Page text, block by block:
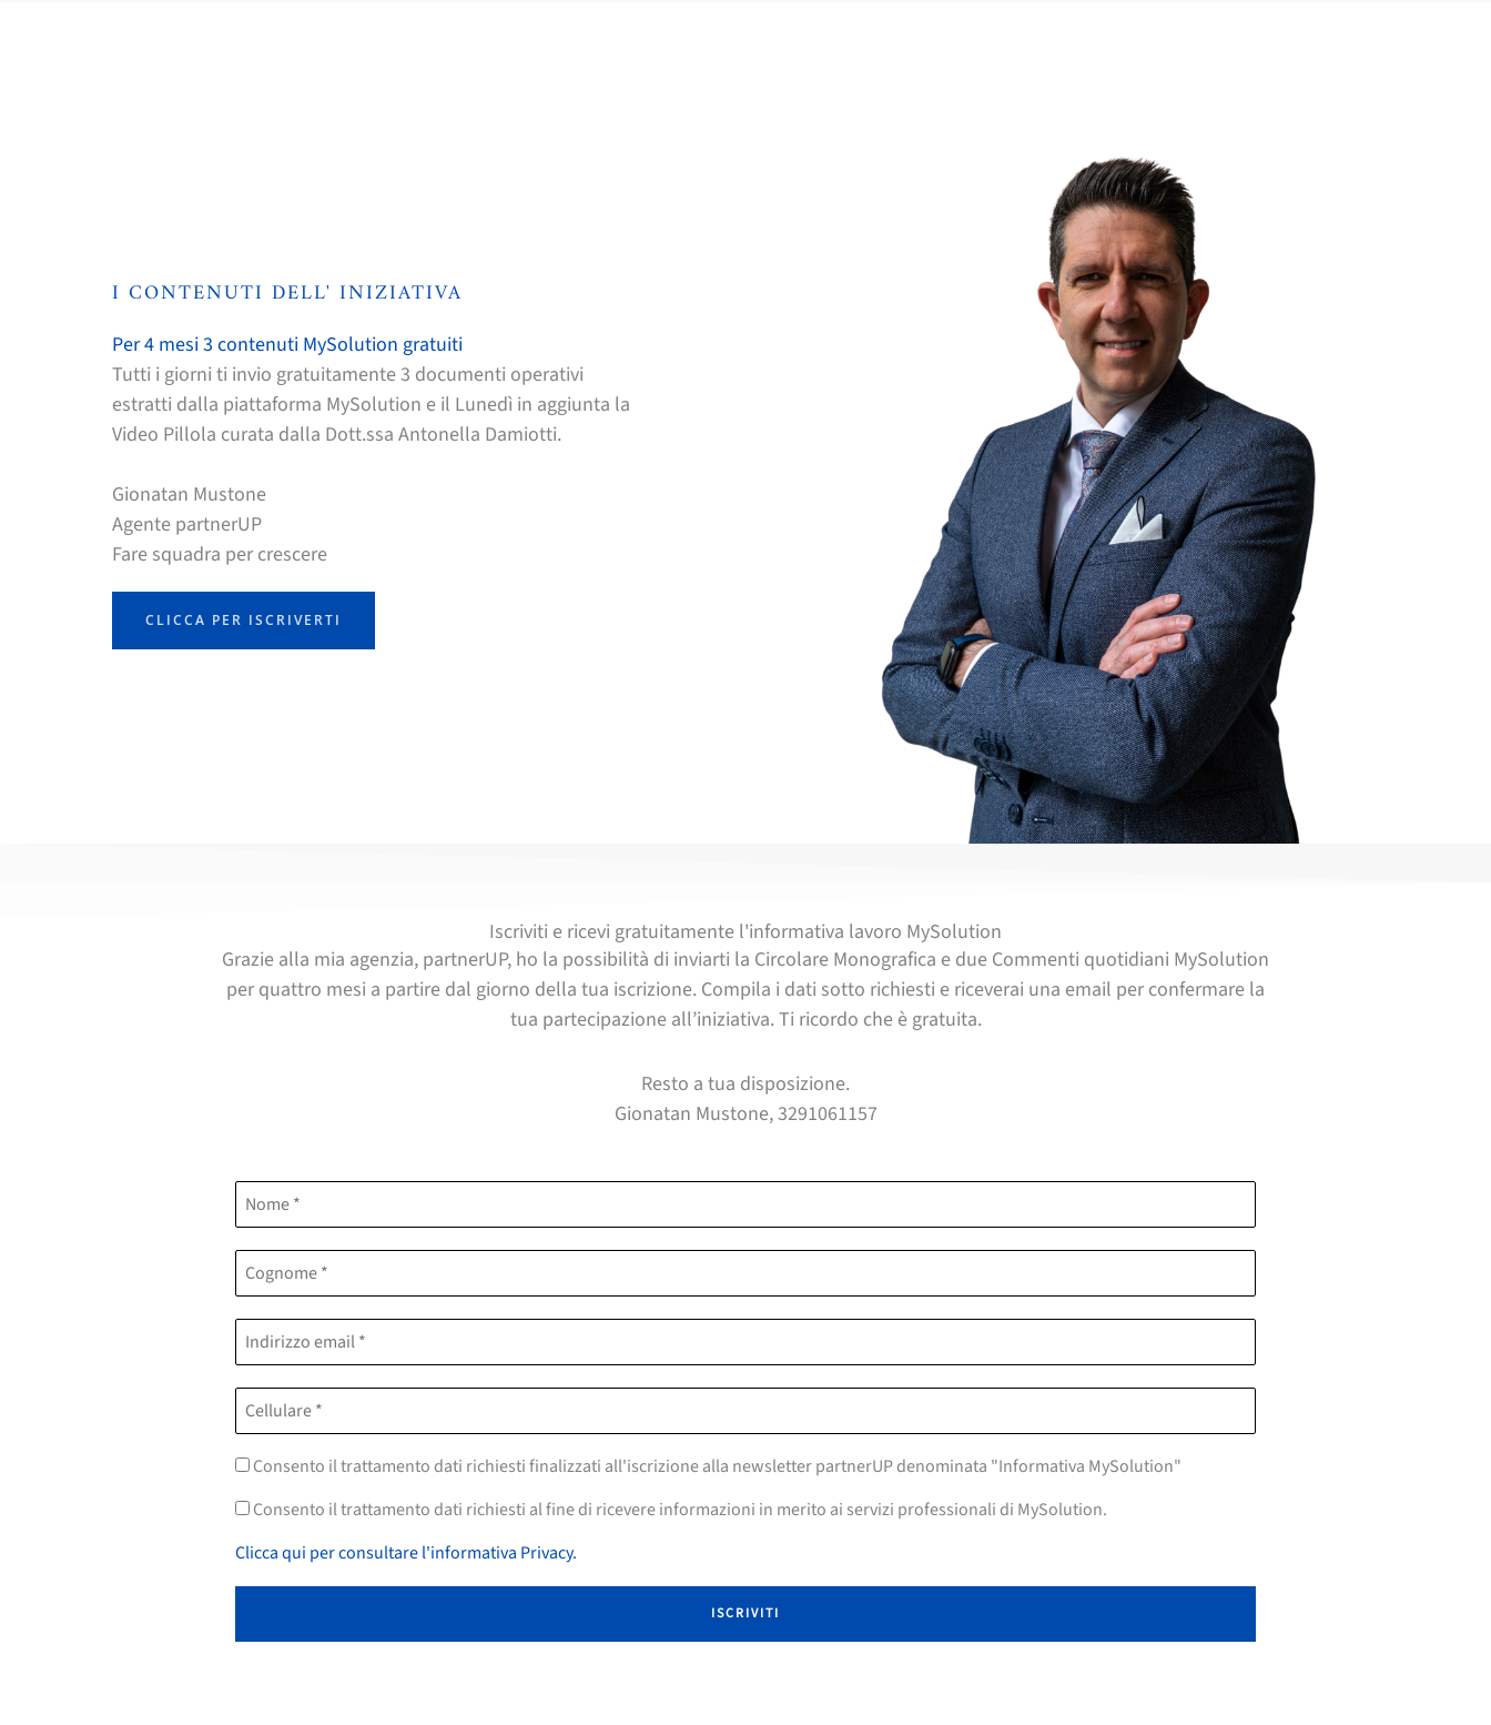
I CONTENUTI DELL' INIZIATIVA
Per 4 mesi 3 contenuti MySolution gratuiti
Tutti i giorni ti invio gratuitamente 3 documenti operativi
estratti dalla piattaforma MySolution e il Lunedì in aggiunta la
Video Pillola curata dalla Dott.ssa Antonella Damiotti.
Gionatan Mustone
Agente partnerUP
Fare squadra per crescere
CLICCA PER ISCRIVERTI
Iscriviti e ricevi gratuitamente l'informativa lavoro MySolution
Grazie alla mia agenzia, partnerUP, ho la possibilità di inviarti la Circolare Monografica e due Commenti quotidiani MySolution
per quattro mesi a partire dal giorno della tua iscrizione. Compila i dati sotto richiesti e riceverai una email per confermare la
tua partecipazione all’iniziativa. Ti ricordo che è gratuita.
Resto a tua disposizione.
Gionatan Mustone, 3291061157
Consento il trattamento dati richiesti finalizzati all'iscrizione alla newsletter partnerUP denominata "Informativa MySolution"
Consento il trattamento dati richiesti al fine di ricevere informazioni in merito ai servizi professionali di MySolution.
Clicca qui per consultare l'informativa Privacy.